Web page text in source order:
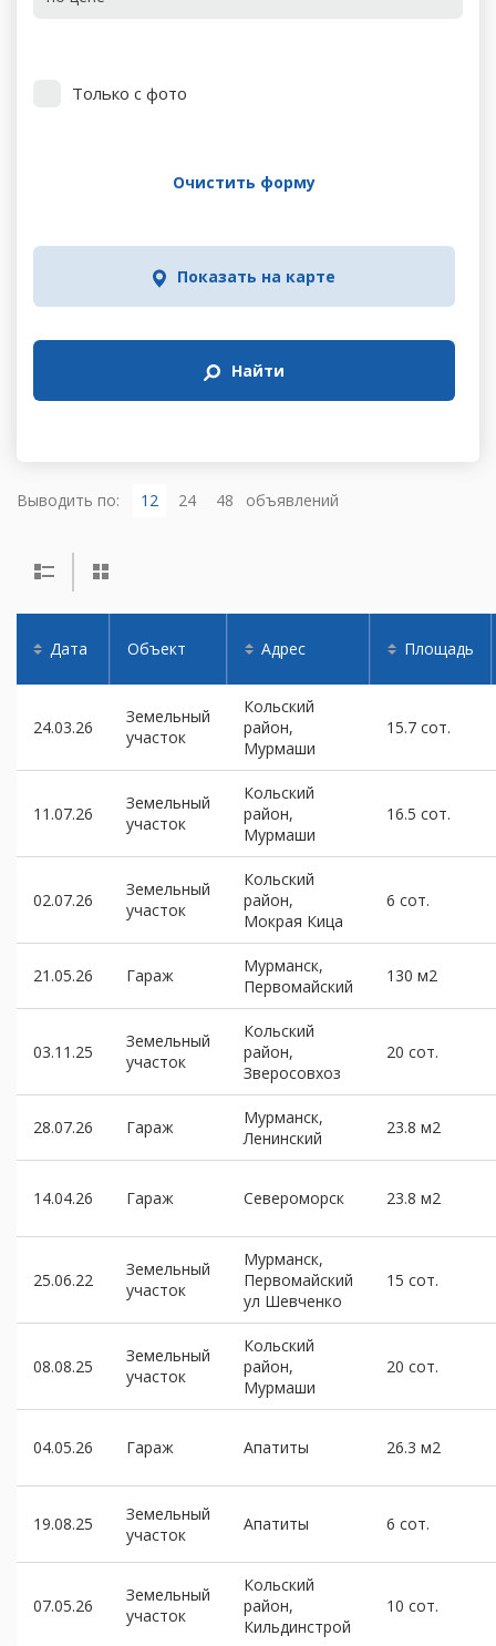
Только с фото
Очистить форму
Показать на карте
Найти
Выводить по: 12 24 48 объявлений
Дата Объект Адрес Площадь
24.03.26
Земельный
участок
Кольский
район,
Мурмаши
15.7 сот.
11.07.26
Земельный
участок
Кольский
район,
Мурмаши
16.5 сот.
02.07.26
Земельный
участок
Кольский
район,
Мокрая Кица
6 сот.
21.05.26 Гараж
Мурманск,
Первомайский
130 м2
03.11.25
Земельный
участок
Кольский
район,
Зверосовхоз
20 сот.
28.07.26 Гараж
Мурманск,
Ленинский
23.8 м2
14.04.26 Гараж Североморск 23.8 м2
25.06.22
Земельный
участок
Мурманск,
Первомайский
ул Шевченко
15 сот.
08.08.25
Земельный
участок
Кольский
район,
Мурмаши
20 сот.
04.05.26 Гараж Апатиты 26.3 м2
19.08.25
Земельный
участок
Апатиты 6 сот.
07.05.26
Земельный
участок
Кольский
район,
Кильдинстрой
10 сот.